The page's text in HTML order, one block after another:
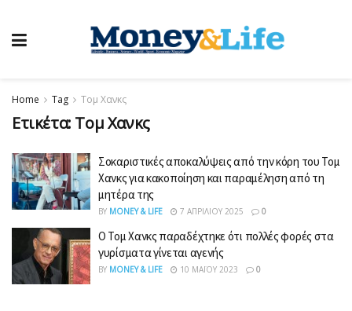
Home Tag Τομ Χανκς
Ετικέτα: Τομ Χανκς
Σοκαριστικές αποκαλύψεις από την κόρη του Τομ
Χανκς για κακοποίηση και παραμέληση από τη
μητέρα της
BY MONEY & LIFE 7 ΑΠΡΙΛΊΟΥ 2025 0
Ο Τομ Χανκς παραδέχτηκε ότι πολλές φορές στα
γυρίσματα γίνεται αγενής
BY MONEY & LIFE 10 ΜΑΪ́ΟΥ 2023 0